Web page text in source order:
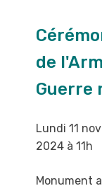
commémorative
l'Armistice
Guerre
mondiale
de
Lundi 11
2024 à 11h
Monument